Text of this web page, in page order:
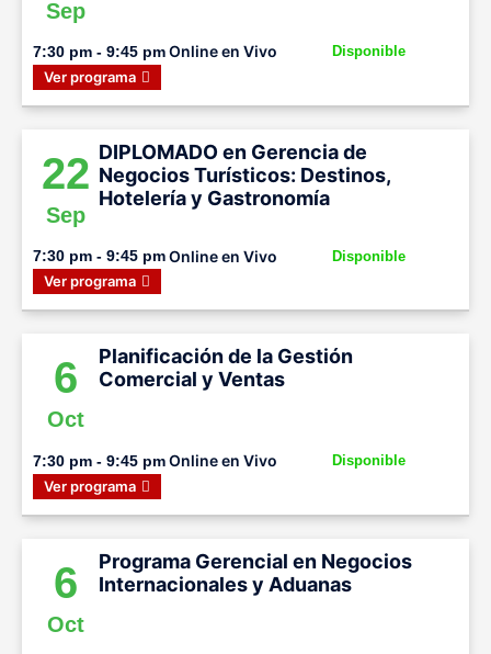
Sep
7:30 pm - 9:45 pmOnline en Vivo Disponible
Ver programa
22
Sep
DIPLOMADO en Gerencia de
Negocios Turísticos: Destinos,
Hotelería y Gastronomía
7:30 pm - 9:45 pmOnline en Vivo Disponible
Ver programa
6
Oct
Planificación de la Gestión
Comercial y Ventas
7:30 pm - 9:45 pmOnline en Vivo Disponible
Ver programa
6
Oct
Programa Gerencial en Negocios
Internacionales y Aduanas